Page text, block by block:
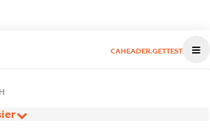
CAHEADER.GETTEST